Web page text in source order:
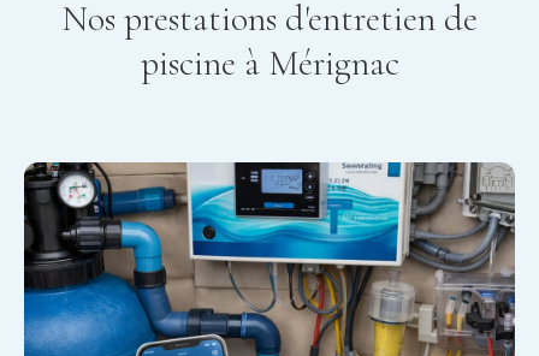
Nos prestations d'entretien de
piscine à Mérignac